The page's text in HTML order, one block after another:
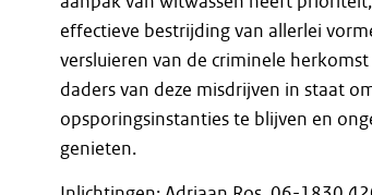
effectieve bestrijding van allerlei
versluieren van de criminele
daders van deze misdrijven in staat
opsporingsinstanties te blijven en
genieten.